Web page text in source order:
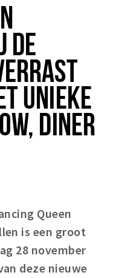
DE
UNIEKE
DINER
Queen
is een groot
28 november
deze nieuwe